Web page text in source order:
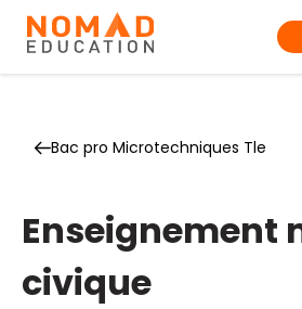
Bac pro Microtechniques Tle
Enseignement
civique